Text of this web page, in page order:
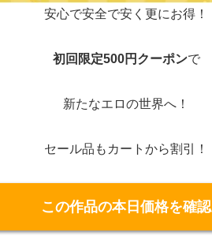
安心で安全で安く更にお得！
初回限定500円クーポンで
新たなエロの世界へ！
セール品もカートから割引！
この作品の本日価格を確認